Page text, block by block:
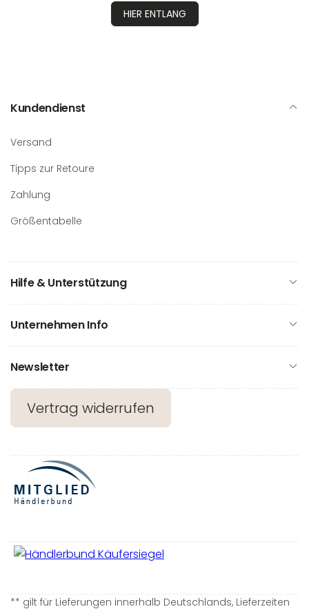
HIER ENTLANG
Kundendienst
Versand
Tipps zur Retoure
Zahlung
Größentabelle
Hilfe & Unterstützung
Unternehmen Info
Newsletter
Vertrag widerrufen
** gilt für Lieferungen innerhalb Deutschlands, Lieferzeiten